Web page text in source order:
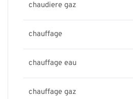
chaudiere gaz
chauffage
chauffage eau
chauffage gaz